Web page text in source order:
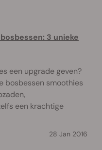
3 unieke
een upgrade geven?
bosbessen smoothies
een krachtige
28 Jan 2016